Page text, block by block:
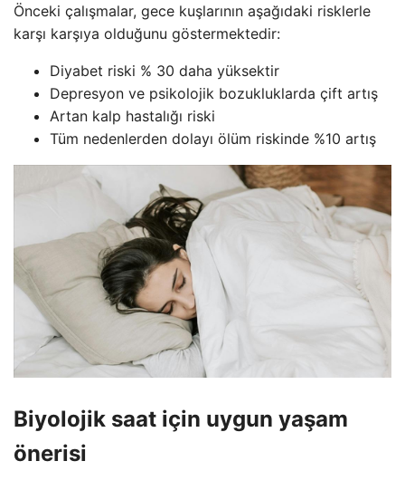
Önceki çalışmalar, gece kuşlarının aşağıdaki risklerle
karşı karşıya olduğunu göstermektedir:
Diyabet riski % 30 daha yüksektir
Depresyon ve psikolojik bozukluklarda çift artış
Artan kalp hastalığı riski
Tüm nedenlerden dolayı ölüm riskinde %10 artış
Biyolojik saat için uygun yaşam
önerisi